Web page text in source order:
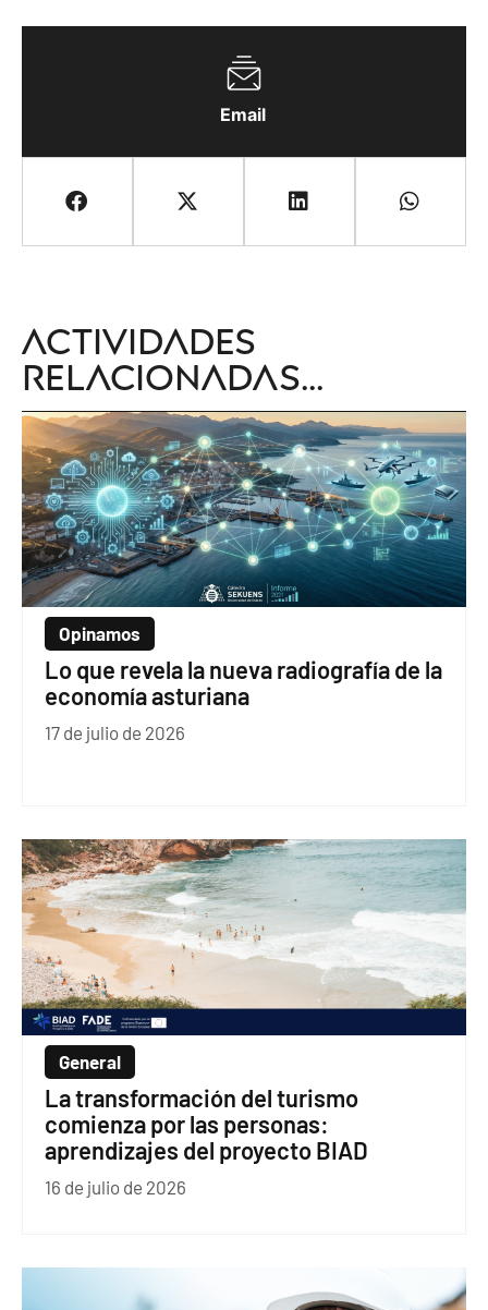
Email
Actividades
relacionadas...
Opinamos
Lo que revela la nueva radiografía de la
economía asturiana
17 de julio de 2026
General
La transformación del turismo
comienza por las personas:
aprendizajes del proyecto BIAD
16 de julio de 2026